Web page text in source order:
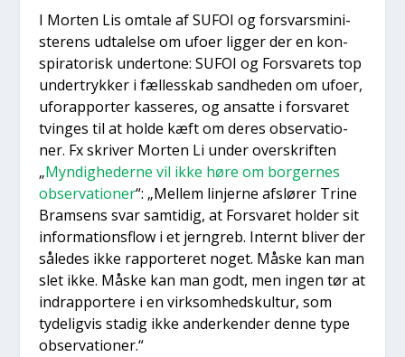
I Mor­ten Lis omta­le af SUFOI og for­svars­mi­ni­
ste­rens udta­lel­se om ufo­er lig­ger der en kon­
spira­to­risk under­to­ne: SUFOI og For­sva­rets top
under­tryk­ker i fæl­les­skab sand­he­den om ufo­er,
uforap­por­ter kas­se­res, og ansat­te i for­sva­ret
tvin­ges til at hol­de kæft om deres obser­va­tio­
ner. Fx skri­ver Mor­ten Li under over­skrif­ten
„Myn­dig­he­der­ne vil ikke høre om bor­ger­nes
obser­va­tio­ner“: „Mel­lem linjer­ne afslø­rer Tri­ne
Bram­sens svar sam­ti­dig, at For­sva­ret hol­der sit
infor­ma­tions­flow i et jer­n­greb. Inter­nt bli­ver der
såle­des ikke rap­por­te­ret noget. Måske kan man
slet ikke. Måske kan man godt, men ingen tør at
indrap­por­te­re i en virk­som­heds­kul­tur, som
tyde­lig­vis sta­dig ikke ander­ken­der den­ne type
obser­va­tio­ner.“